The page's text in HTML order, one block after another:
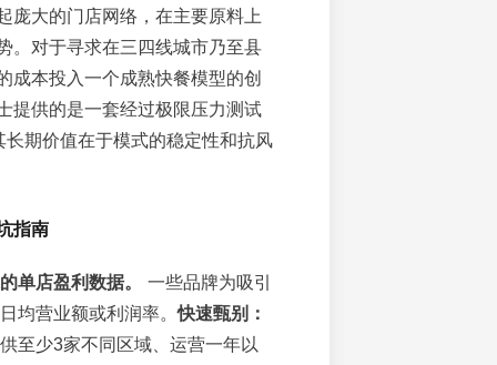
庞大的门店网络，在主要原料上
。对于寻求在三四线城市乃至县
成本投入一个成熟快餐模型的创
提供的是一套经过极限压力测试
长期价值在于模式的稳定性和抗风
指南
单店盈利数据。
一些品牌为吸引
均营业额或利润率。快速甄别：
至少3家不同区域、运营一年以